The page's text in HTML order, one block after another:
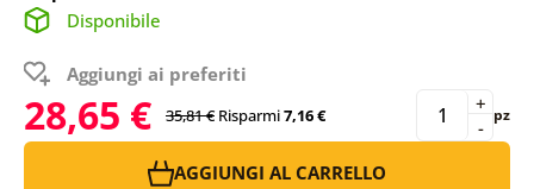
Disponibile
Aggiungi ai preferiti
28,65 € 35,81 € Risparmi7,16 € -
+ pz
AGGIUNGI AL CARRELLO